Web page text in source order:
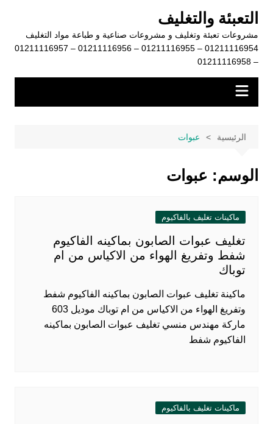
المحتوى
التعبئة والتغليف
مشروعات تعبئة وتغليف و مشروعات صناعية و طباعة مواد التغليف
01211116954 – 01211116955 – 01211116956 – 01211116957
– 01211116958
الرئيسية عبوات
الوسم: عبوات
ماكينات تغليف بالفاكيوم
تغليف عبوات الصابون بماكينه الفاكيوم
شفط وتفريغ الهواء من الاكياس من ام
توباك
ماكينة تغليف عبوات الصابون بماكينه الفاكيوم شفط
وتفريغ الهواء من الاكياس من ام توباك موديل 603
ماركة مهندس منسي تغليف عبوات الصابون بماكينه
الفاكيوم شفط
ماكينات تغليف بالفاكيوم